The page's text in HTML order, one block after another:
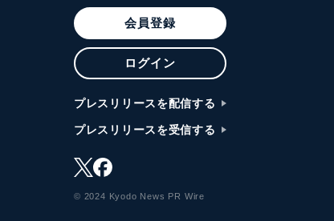
会員登録
ログイン
プレスリリースを配信する
プレスリリースを受信する
© 2024 Kyodo News PR Wire